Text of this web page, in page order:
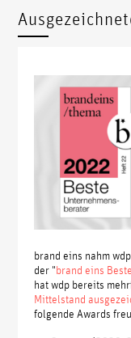
brand eins nahm
der "brand eins
hat wdp bereits
Mittelstand
folgende Awards